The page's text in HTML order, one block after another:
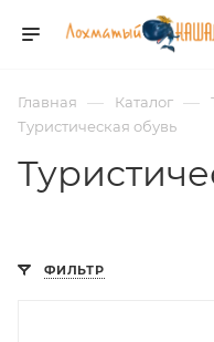
Главная — Каталог —
Туристическая обувь
ФИЛЬТР